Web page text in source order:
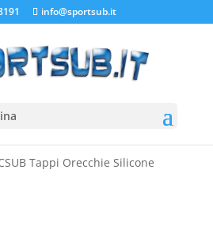
info@sportsub.it
Tappi Orecchie Silicone